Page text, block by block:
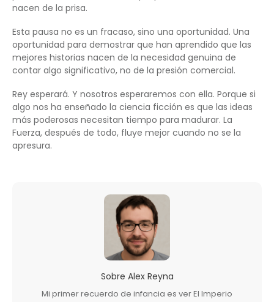
nacen de la prisa.
Esta pausa no es un fracaso, sino una oportunidad. Una
oportunidad para demostrar que han aprendido que las
mejores historias nacen de la necesidad genuina de
contar algo significativo, no de la presión comercial.
Rey esperará. Y nosotros esperaremos con ella. Porque si
algo nos ha enseñado la ciencia ficción es que las ideas
más poderosas necesitan tiempo para madurar. La
Fuerza, después de todo, fluye mejor cuando no se la
apresura.
Sobre Alex Reyna
Mi primer recuerdo de infancia es ver El Imperio